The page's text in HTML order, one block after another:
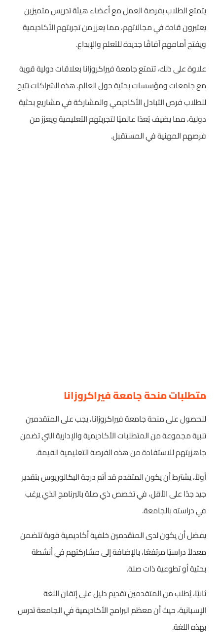
يتمتع الطلاب بفرصة العمل مع أعضاء هيئة تدريس متميزين
يعتبرون قادة في مجالاتهم، مما يعزز من تجربتهم الأكاديمية
ويفتح أمامهم آفاقًا جديدة للتعلم والإبداع.
علاوة على ذلك، تتمتع جامعة فيراكروزانا بعلاقات دولية قوية
مع جامعات ومؤسسات بحثية حول العالم. هذه الشراكات تتيح
للطلاب فرص التبادل الأكاديمي والمشاركة في مشاريع بحثية
دولية، مما يضيف بُعدًا عالميًا لتجربتهم التعليمية ويعزز من
فرصهم المهنية في المستقبل.
متطلبات منحة جامعة فيراكروزانا
للحصول على منحة جامعة فيراكروزانا، يجب على المتقدمين
تلبية مجموعة من المتطلبات الأكاديمية والإدارية التي تضمن
جاهزيتهم للاستفادة من هذه الفرصة التعليمية القيمة.
أولاً، يشترط أن يكون المتقدم قد أتم درجة البكالوريوس بتقدير
جيد جدًا على الأقل، في تخصص ذي صلة بالبرنامج الذي يرغب
في دراسته بالجامعة.
يفضل أن يكون لدى المتقدمين خلفية أكاديمية قوية تتضمن
معدلاً دراسيًا مرتفعًا، بالإضافة إلى مشاركتهم في أنشطة
بحثية أو تطوعية ذات صلة.
ثانيًا، يُطلب من المتقدمين تقديم دليل على إتقان اللغة
الإسبانية، حيث أن معظم البرامج الأكاديمية في الجامعة تدرس
بهذه اللغة.